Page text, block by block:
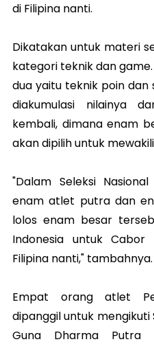
di Filipina nanti.
Dikatakan untuk materi
kategori teknik dan
dua yaitu teknik poin dan
diakumulasi nilainya
kembali, dimana enam
akan dipilih untuk
"Dalam Seleksi
enam atlet putra dan
lolos enam besar
Indonesia untuk
Filipina nanti," tambahnya.
Empat orang atlet
dipanggil untuk mengikuti
Guna Dharma